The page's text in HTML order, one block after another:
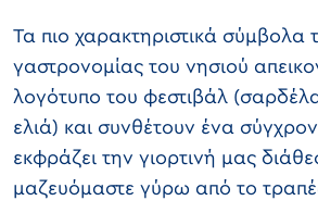
Τα πιο χαρακτηριστικά σύμβολα
γαστρονομίας του νησιού
λογότυπο του φεστιβάλ
ελιά) και συνθέτουν ένα
εκφράζει την γιορτινή μας
μαζευόμαστε γύρω από το